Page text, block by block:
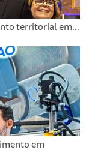
territorial em...
em